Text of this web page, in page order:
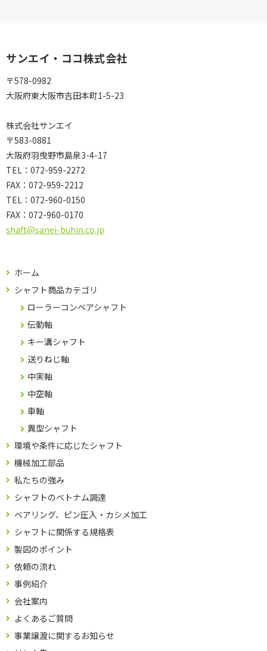
サンエイ・ココ株式会社
〒578-0982
大阪府東大阪市吉田本町1-5-23
株式会社サンエイ
〒583-0881
大阪府羽曳野市島泉3-4-17
TEL：072-959-2272
FAX：072-959-2212
TEL： 072-960-0150
FAX： 072-960-0170
shaft@sanei-buhin.co.jp
ホーム
シャフト商品カテゴリ
ローラーコンベアシャフト
伝動軸
キー溝シャフト
送りねじ軸
中実軸
中空軸
車軸
異型シャフト
環境や条件に応じたシャフト
機械加工部品
私たちの強み
シャフトのベトナム調達
ベアリング、ピン圧入・カシメ加工
シャフトに関係する規格表
製図のポイント
依頼の流れ
事例紹介
会社案内
よくあるご質問
事業譲渡に関するお知らせ